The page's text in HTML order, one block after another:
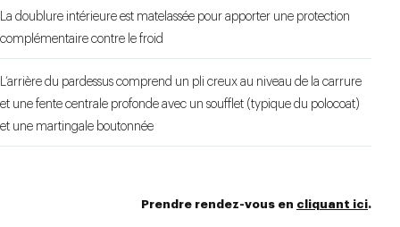
La doublure intérieure est matelassée pour apporter une protection
complémentaire contre le froid
L’arrière du pardessus comprend un pli creux au niveau de la carrure
et une fente centrale profonde avec un soufflet (typique du polocoat)
et une martingale boutonnée
Prendre rendez-vous en cliquant ici.